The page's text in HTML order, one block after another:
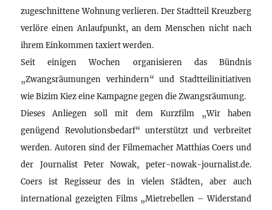
zugeschnittene Wohnung verlieren. Der Stadtteil Kreuzberg
verlöre einen Anlaufpunkt, an dem Menschen nicht nach
ihrem Einkommen taxiert werden.
Seit einigen Wochen organisieren das Bündnis
„Zwangsräumungen verhindern“ und Stadtteilinitiativen
wie Bizim Kiez eine Kampagne gegen die Zwangsräumung.
Dieses Anliegen soll mit dem Kurzfilm „Wir haben
genügend Revolutionsbedarf“ unterstützt und verbreitet
werden. Autoren sind der Filmemacher Matthias Coers und
der Journalist Peter Nowak, peter-nowak-journalist.de.
Coers ist Regisseur des in vielen Städten, aber auch
international gezeigten Films „Mietrebellen – Widerstand